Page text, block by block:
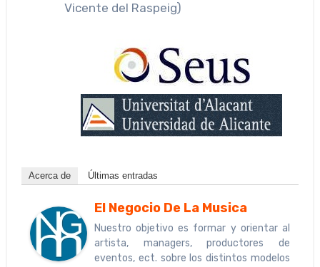
Vicente del Raspeig)
Acerca de Últimas entradas
El Negocio De La Musica
Nuestro objetivo es formar y orientar al
artista, managers, productores de
eventos, ect. sobre los distintos modelos